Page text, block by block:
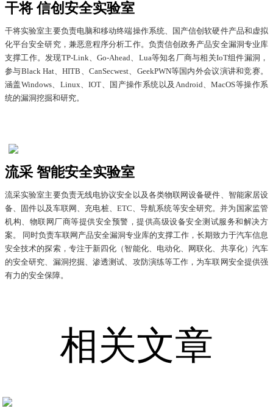
干将 信创安全实验室
干将实验室主要负责电脑和移动终端操作系统、国产信创软硬件产品和虚拟
化平台安全研究，兼恶意程序分析工作。负责信创政务产品安全漏洞专业库
支撑工作。发现TP-Link、Go-Ahead、Lua等知名厂商与相关IoT组件漏洞，
参与Black Hat、HITB、CanSecwest、GeekPWN等国内外会议演讲和竞赛。
涵盖Windows、Linux、IOT、国产操作系统以及Android、MacOS等操作系
统的漏洞挖掘和研究。
流采 智能安全实验室
流采实验室主要负责无线电协议安全以及各类物联网设备硬件、智能家居设
备、固件以及车联网、充电桩、ETC、导航系统等安全研究。并为国家监管
机构、物联网厂商等提供安全预警，提供高级设备安全测试服务和解决方
案。 同时负责车联网产品安全漏洞专业库的支撑工作，长期致力于汽车信息
安全技术的探索，专注于新四化（智能化、电动化、网联化、共享化）汽车
的安全研究、漏洞挖掘、渗透测试、攻防演练等工作，为车联网安全提供强
有力的安全保障。
相关文章